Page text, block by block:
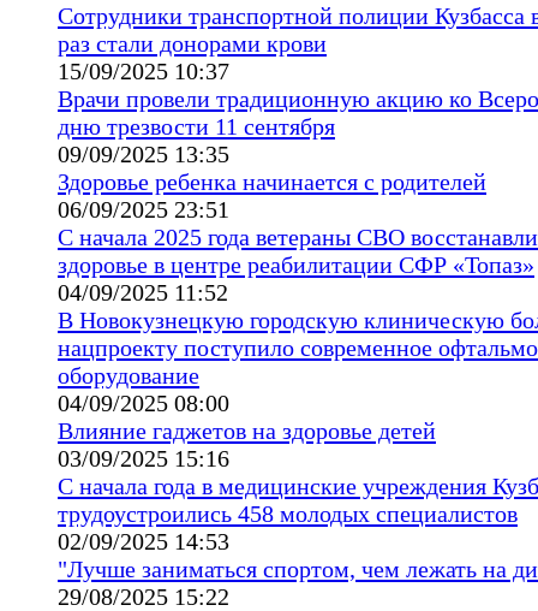
Сотрудники транспортной полиции Кузбасса
раз стали донорами крови
15/09/2025 10:37
Врачи провели традиционную акцию ко
дню трезвости 11 сентября
09/09/2025 13:35
Здоровье ребенка начинается с родителей
06/09/2025 23:51
С начала 2025 года ветераны СВО
здоровье в центре реабилитации СФР «Топаз»
04/09/2025 11:52
В Новокузнецкую городскую клиническую
нацпроекту поступило современное
оборудование
04/09/2025 08:00
Влияние гаджетов на здоровье детей
03/09/2025 15:16
С начала года в медицинские учреждения
трудоустроились 458 молодых специалистов
02/09/2025 14:53
"Лучше заниматься спортом, чем лежать на
29/08/2025 15:22